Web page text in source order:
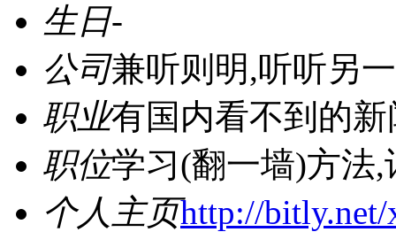
生日-
公司兼听则明,听听另
职业有国内看不到的
职位学习(翻一墙)方法,
个人主页http://